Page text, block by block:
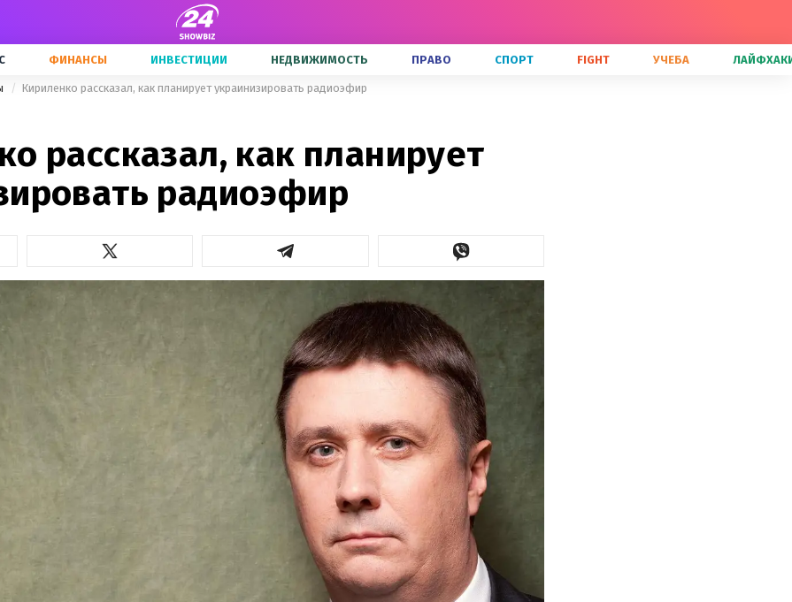
ФИНАНСЫ ИНВЕСТИЦИИ НЕДВИЖИМОСТЬ ПРАВО СПОРТ FIGHT УЧЕБА
Кириленко рассказал, как планирует украинизировать радиоэфир
рассказал, как планирует
радиоэфир